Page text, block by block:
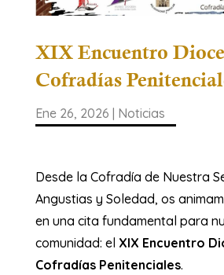
XIX Encuentro
Cofradías
Ene 26, 2026 | Noticias
Desde la Cofradía de Nuestra
Angustias y Soledad, os
en una cita fundamental para
comunidad: el XIX Encuentro
Cofradías Penitenciales.